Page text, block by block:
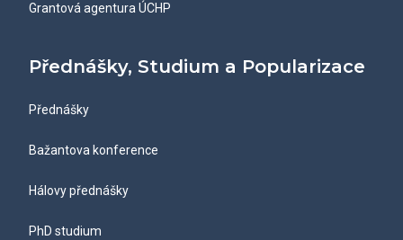
Grantová agentura ÚCHP
Přednášky, Studium a Popularizace
Přednášky
Bažantova konference
Hálovy přednášky
PhD studium